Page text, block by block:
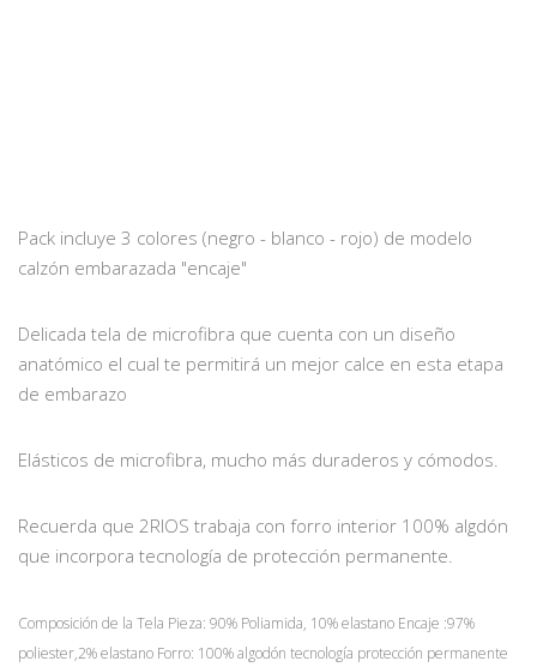
Pack incluye 3 colores (negro - blanco - rojo) de modelo
calzón embarazada "encaje"
Delicada tela de microfibra que cuenta con un diseño
anatómico el cual te permitirá un mejor calce en esta etapa
de embarazo
Elásticos de microfibra, mucho más duraderos y cómodos.
Recuerda que 2RIOS trabaja con forro interior 100% algdón
que incorpora tecnología de protección permanente.
Composición de la Tela Pieza: 90% Poliamida, 10% elastano Encaje :97%
poliester,2% elastano Forro: 100% algodón tecnología protección permanente